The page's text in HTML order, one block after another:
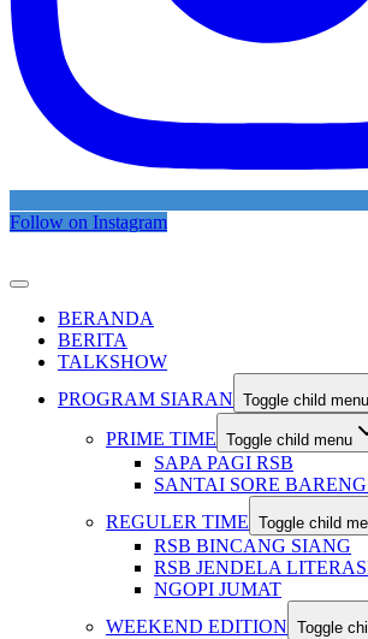
Follow on Instagram
BERANDA
BERITA
TALKSHOW
PROGRAM SIARAN Toggle child menu
PRIME TIME Toggle child menu
SAPA PAGI RSB
SANTAI SORE
REGULER TIME Toggle child
RSB BINCANG SIANG
RSB JENDELA
NGOPI JUMAT
WEEKEND EDITION Toggle